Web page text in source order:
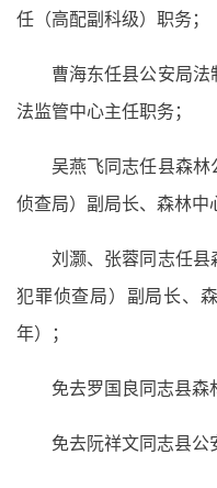
任（高配副科级）职务；
曹海东任县公安局法
法监管中心主任职务；
吴燕飞同志任县森林
侦查局）副局长、森林中
刘灏、张蓉同志任县
犯罪侦查局）副局长、
年）；
免去罗国良同志县森
免去阮祥文同志县公